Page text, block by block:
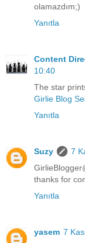
olamazdım;)
Yanıtla
Content
10:40
The star
Girlie Blog
Yanıtla
Suzy
7
thanks for
Yanıtla
yasem 7